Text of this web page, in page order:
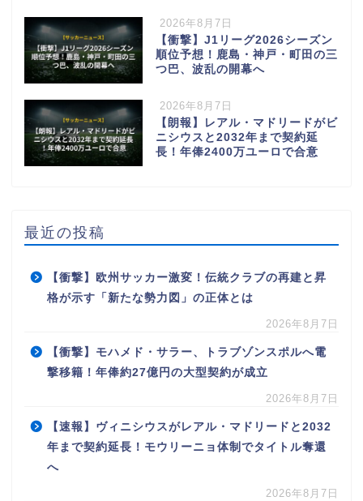
2026年8月7日
【衝撃】J1リーグ2026シーズン
順位予想！鹿島・神戸・町田の三
つ巴、波乱の開幕へ
2026年8月7日
【朗報】レアル・マドリードがビ
ニシウスと2032年まで契約延
長！年俸2400万ユーロで合意
最近の投稿
【衝撃】欧州サッカー激変！伝統クラブの再建と昇
格が示す「新たな勢力図」の正体とは
2026年8月7日
【衝撃】モハメド・サラー、トラブゾンスポルへ電
撃移籍！年俸約27億円の大型契約が成立
2026年8月7日
【速報】ヴィニシウスがレアル・マドリードと2032
年まで契約延長！モウリーニョ体制でタイトル奪還
へ
2026年8月7日